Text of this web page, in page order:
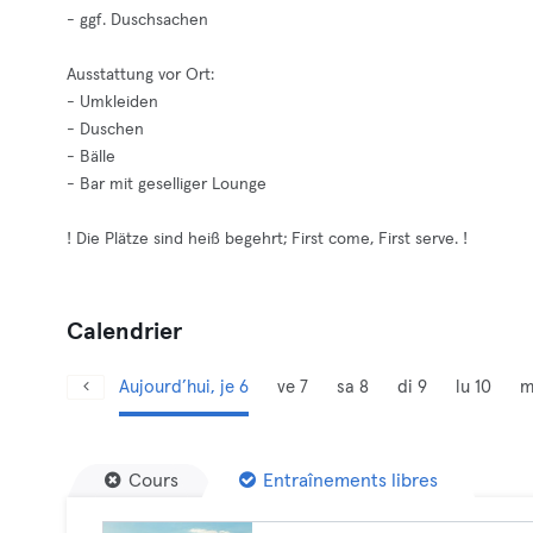
- ggf. Duschsachen
Ausstattung vor Ort:
- Umkleiden
- Duschen
- Bälle
- Bar mit geselliger Lounge
! Die Plätze sind heiß begehrt; First come, First serve. !
Calendrier
Aujourd’hui, je 6 ve 7 sa 8 di 9 lu 10
Cours Entraînements libres